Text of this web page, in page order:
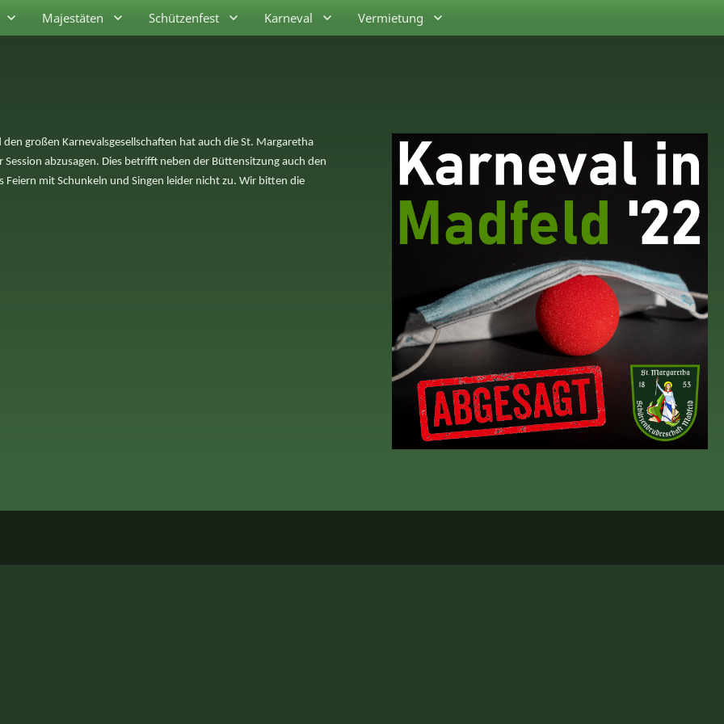
Majestäten Schützenfest Karneval Vermietung
großen Karnevalsgesellschaften hat auch die St. Margaretha
abzusagen. Dies betrifft neben der Büttensitzung auch den
Feiern mit Schunkeln und Singen leider nicht zu. Wir bitten die